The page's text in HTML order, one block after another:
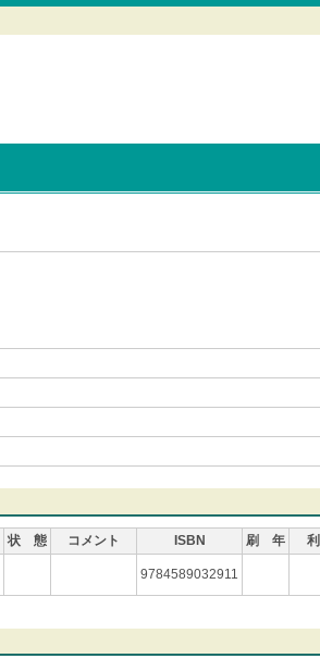
状 態 コメント ISBN 刷 年
9784589032911